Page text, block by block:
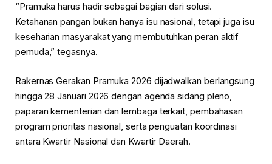
“Pramuka harus hadir sebagai bagian dari solusi.
Ketahanan pangan bukan hanya isu nasional, tetapi juga isu
keseharian masyarakat yang membutuhkan peran aktif
pemuda,” tegasnya.
Rakernas Gerakan Pramuka 2026 dijadwalkan berlangsung
hingga 28 Januari 2026 dengan agenda sidang pleno,
paparan kementerian dan lembaga terkait, pembahasan
program prioritas nasional, serta penguatan koordinasi
antara Kwartir Nasional dan Kwartir Daerah.